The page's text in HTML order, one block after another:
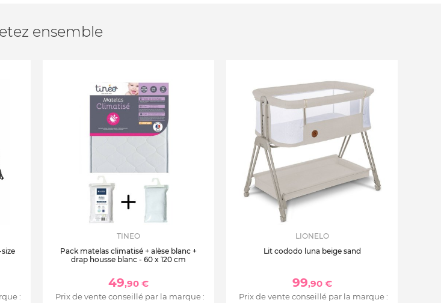
ensemble
:
TINEO
Pack matelas climatisé + alèse blanc +
drap housse blanc - 60 x 120 cm
49,90 €
Prix de vente conseillé par la marque :
LIONELO
Lit cododo luna beige sand
99,90 €
Prix de vente conseillé par la marque :